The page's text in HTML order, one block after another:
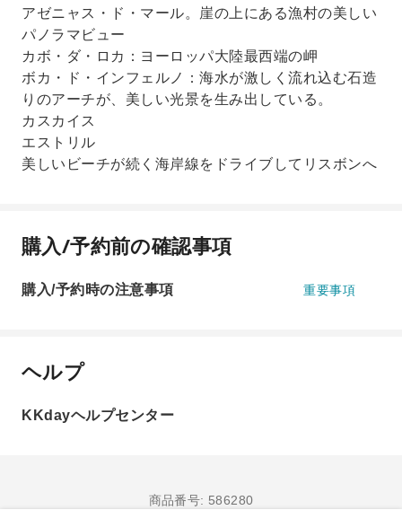
アゼニャス・ド・マール。崖の上にある漁村の美しい
パノラマビュー
カボ・ダ・ロカ：ヨーロッパ大陸最西端の岬
ボカ・ド・インフェルノ：海水が激しく流れ込む石造
りのアーチが、美しい光景を生み出している。
カスカイス
エストリル
美しいビーチが続く海岸線をドライブしてリスボンへ
購入/予約前の確認事項
購入/予約時の注意事項 重要事項
ヘルプ
KKdayヘルプセンター
商品番号: 586280